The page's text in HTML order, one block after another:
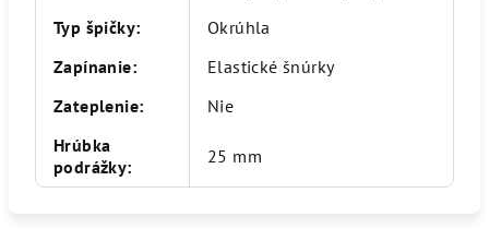
Typ špičky:
Okrúhla
Zapínanie:
Elastické šnúrky
Zateplenie:
Nie
Hrúbka
podrážky: 25 mm